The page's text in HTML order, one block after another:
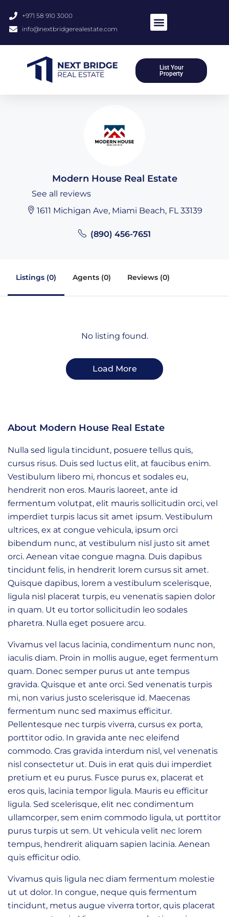
+971 58 910 3000
info@nextbridgerealestate.com
List Your
Property
Modern House Real Estate
See all reviews
1611 Michigan Ave, Miami Beach, FL 33139
(890) 456-7651
Listings (0) Agents (0) Reviews (0)
No listing found.
Load More
About Modern House Real Estate
Nulla sed ligula tincidunt, posuere tellus quis,
cursus risus. Duis sed luctus elit, at faucibus enim.
Vestibulum libero mi, rhoncus et sodales eu,
hendrerit non eros. Mauris laoreet, ante id
fermentum volutpat, elit mauris sollicitudin orci, vel
imperdiet turpis lacus sit amet ipsum. Vestibulum
ultrices, ex at congue vehicula, ipsum orci
bibendum nunc, at vestibulum nisl justo sit amet
orci. Aenean vitae congue magna. Duis dapibus
tincidunt felis, in hendrerit lorem cursus sit amet.
Quisque dapibus, lorem a vestibulum scelerisque,
ligula nisl placerat turpis, eu venenatis sapien dolor
in quam. Ut eu tortor sollicitudin leo sodales
pharetra. Nulla eget posuere arcu.
Vivamus vel lacus lacinia, condimentum nunc non,
iaculis diam. Proin in mollis augue, eget fermentum
quam. Donec semper purus ut ante tempus
gravida. Quisque et ante orci. Sed venenatis turpis
mi, non varius justo scelerisque id. Maecenas
fermentum nunc sed maximus efficitur.
Pellentesque nec turpis viverra, cursus ex porta,
porttitor odio. In gravida ante nec eleifend
commodo. Cras gravida interdum nisl, vel venenatis
nisl consectetur ut. Duis in erat quis dui imperdiet
pretium et eu purus. Fusce purus ex, placerat et
eros quis, lacinia tempor ligula. Mauris eu efficitur
ligula. Sed scelerisque, elit nec condimentum
ullamcorper, sem enim commodo ligula, ut porttitor
purus turpis ut sem. Ut vehicula velit nec lorem
tempus, hendrerit aliquam sapien lacinia. Aenean
quis efficitur odio.
Vivamus quis ligula nec diam fermentum molestie
ut ut dolor. In congue, neque quis fermentum
tincidunt, metus augue viverra tortor, quis placerat